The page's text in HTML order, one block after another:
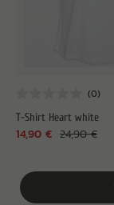
T-Shirt Heart white
24,90 €
14,90 €